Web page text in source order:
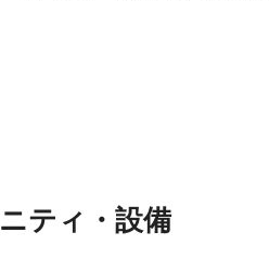
ティ・設備